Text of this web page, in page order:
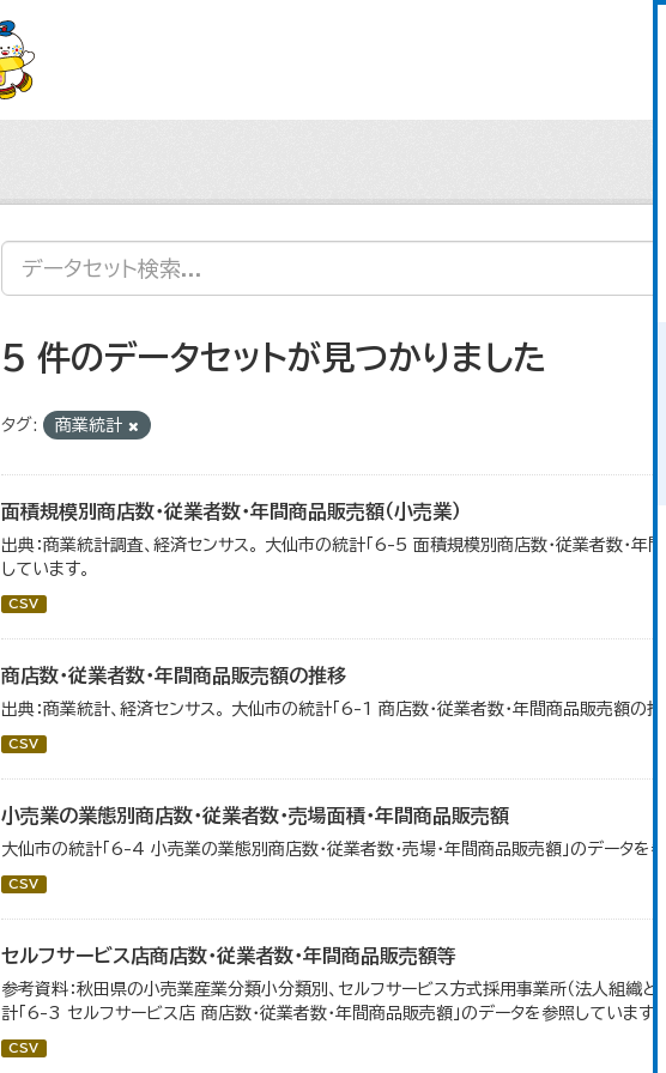
5 件のデータセットが見つかりました
タグ: 商業統計
面積規模別商店数・従業者数・年間商品販売額（小売業）
出典：商業統計調査、経済センサス。 大仙市の統計「6-5 面積規模別商店数・従業者数・年
しています。
CSV
商店数・従業者数・年間商品販売額の推移
出典：商業統計、経済センサス。 大仙市の統計「6-1 商店数・従業者数・年間商品販売額の推
CSV
小売業の業態別商店数・従業者数・売場面積・年間商品販売額
大仙市の統計「6-4 小売業の業態別商店数・従業者数・売場・年間商品販売額」のデータを
CSV
セルフサービス店商店数・従業者数・年間商品販売額等
参考資料：秋田県の小売業産業分類小分類別、セルフサービス方式採用事業所（法人組織と
計「6-3 セルフサービス店 商店数・従業者数・年間商品販売額」のデータを参照しています。
CSV